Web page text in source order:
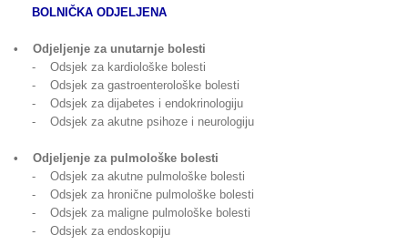
BOLNIČKA ODJELJENA
• Odjeljenje za unutarnje bolesti
- Odsjek za kardiološke bolesti
- Odsjek za gastroenterološke bolesti
- Odsjek za dijabetes i endokrinologiju
- Odsjek za akutne psihoze i neurologiju
• Odjeljenje za pulmološke bolesti
- Odsjek za akutne pulmološke bolesti
- Odsjek za hronične pulmološke bolesti
- Odsjek za maligne pulmološke bolesti
- Odsjek za endoskopiju